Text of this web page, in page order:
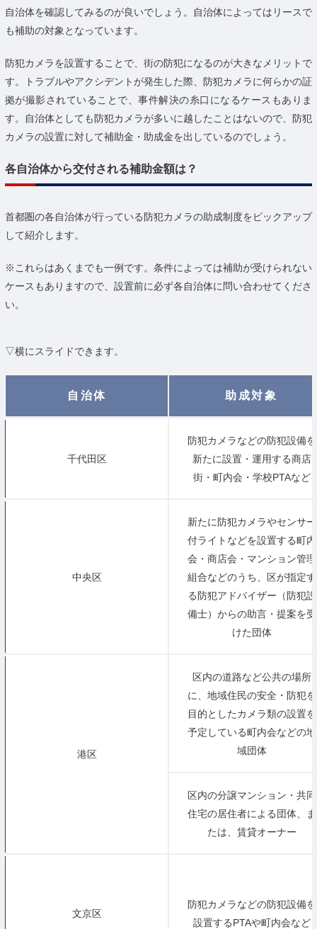
自治体を確認してみるのが良いでしょう。自治体によってはリースで
も補助の対象となっています。
防犯カメラを設置することで、街の防犯になるのが大きなメリットで
す。トラブルやアクシデントが発生した際、防犯カメラに何らかの証
拠が撮影されていることで、事件解決の糸口になるケースもありま
す。自治体としても防犯カメラが多いに越したことはないので、防犯
カメラの設置に対して補助金・助成金を出しているのでしょう。
各自治体から交付される補助金額は？
首都圏の各自治体が行っている防犯カメラの助成制度をピックアップ
して紹介します。
※これらはあくまでも一例です。条件によっては補助が受けられない
ケースもありますので、設置前に必ず各自治体に問い合わせてくださ
い。
▽横にスライドできます。
自治体 助成対象
千代田区
防犯カメラなどの防犯設備を
新たに設置・運用する商店
街・町内会・学校PTAなど
中央区
新たに防犯カメラやセンサー
付ライトなどを設置する町内
会・商店会・マンション管理
組合などのうち、区が指定す
る防犯アドバイザー（防犯設
備士）からの助言・提案を受
けた団体
港区
区内の道路など公共の場所
に、地域住民の安全・防犯を
目的としたカメラ類の設置を
予定している町内会などの地
域団体
区内の分譲マンション・共同
住宅の居住者による団体、ま
たは、賃貸オーナー
文京区
防犯カメラなどの防犯設備を
設置するPTAや町内会など